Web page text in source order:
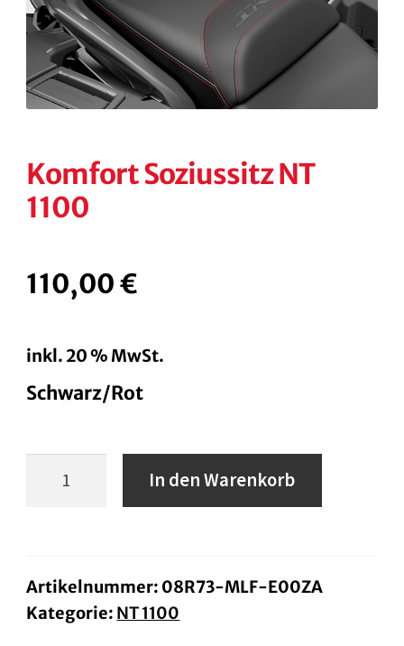
KONTAKT
KASSE
RECHTLICHES
Komfort Soziussitz NT
1100
110,00€
inkl. 20 % MwSt.
Schwarz/Rot
Menge
In den Warenkorb
Artikelnummer: 08R73-MLF-E00ZA
Kategorie: NT 1100